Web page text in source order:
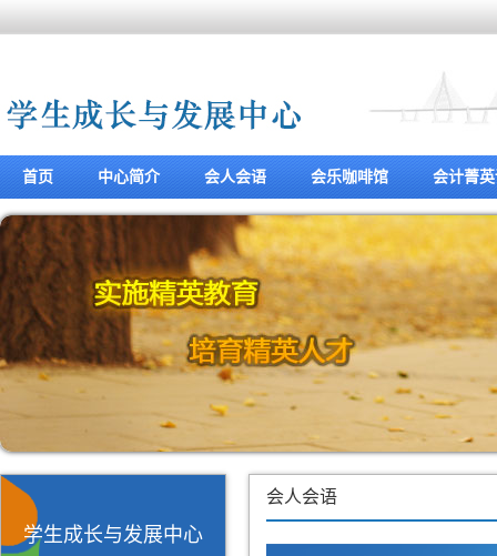
首页 中心简介 会人会语 会乐咖啡馆 会计菁
学生成长与发展中心
会人会语